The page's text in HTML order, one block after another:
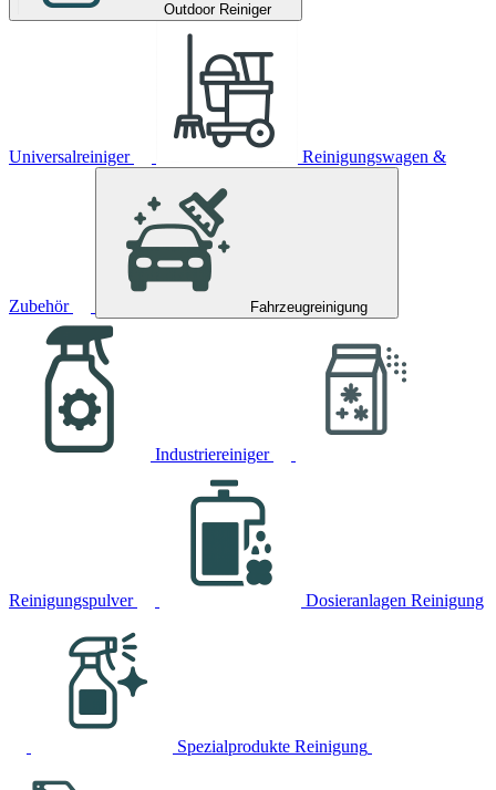
Outdoor Reiniger
Universalreiniger Reinigungswagen &
Zubehör Fahrzeugreinigung
Industriereiniger
Reinigungspulver Dosieranlagen Reinigung
Spezialprodukte Reinigung